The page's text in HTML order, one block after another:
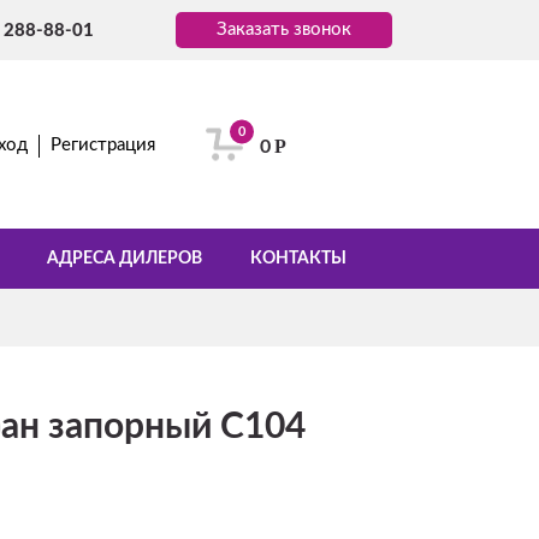
288-88-01 Заказать звонок
Регистрация
0
0Р
АДРЕСА ДИЛЕРОВ КОНТАКТЫ
запорный C104